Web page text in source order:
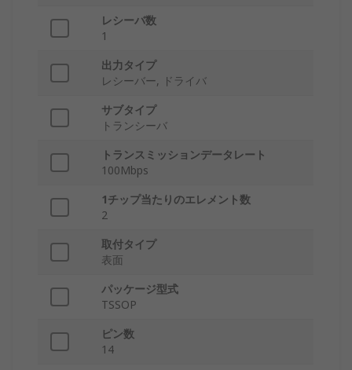
レシーバ数
1
出力タイプ
レシーバー, ドライバ
サブタイプ
トランシーバ
トランスミッションデータレート
100Mbps
1チップ当たりのエレメント数
2
取付タイプ
表面
パッケージ型式
TSSOP
ピン数
14